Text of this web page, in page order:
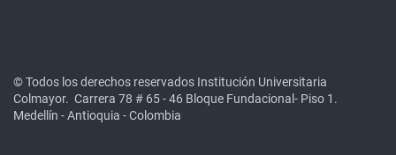
© Todos los derechos reservados Institución Universitaria
Colmayor. Carrera 78 # 65 - 46 Bloque Fundacional- Piso 1.
Medellín - Antioquia - Colombia